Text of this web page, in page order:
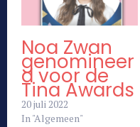
Noa Zwan
genomineer
d voor de
Tina Awards
20 juli 2022
In "Algemeen"